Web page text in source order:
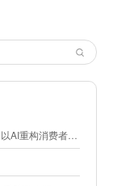
与零售营销新范式